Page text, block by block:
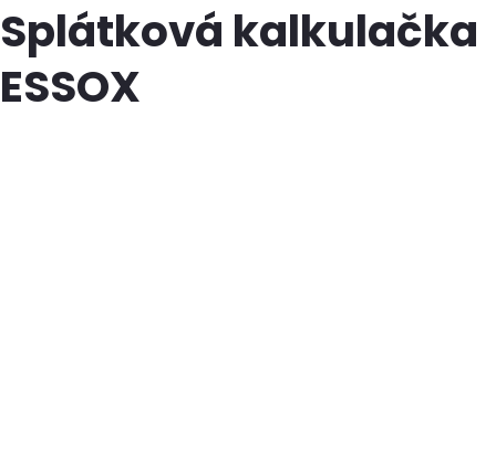
Splátková kalkulačka
ESSOX